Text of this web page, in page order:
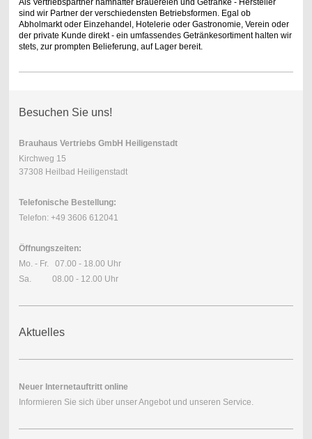
sind wir Partner der verschiedensten Betriebsformen. Egal ob
Abholmarkt oder Einzehandel, Hotelerie oder Gastronomie, Verein oder
der private Kunde direkt - ein umfassendes Getränkesortiment halten wir
stets, zur prompten Belieferung, auf Lager bereit.
Besuchen Sie uns!
Brauhaus Vertriebs GmbH Heiligenstadt
Kirchweg 15
37308 Heilbad Heiligenstadt
Telefonische Bestellung:
Telefon: +49 3606 612041
Öffnungszeiten:
Mo. - Fr. 07.00 - 18.00 Uhr
Sa. 08.00 - 12.00 Uhr
Aktuelles
Neuer Internetauftritt online
Informieren Sie sich über unser Angebot und unseren Service.